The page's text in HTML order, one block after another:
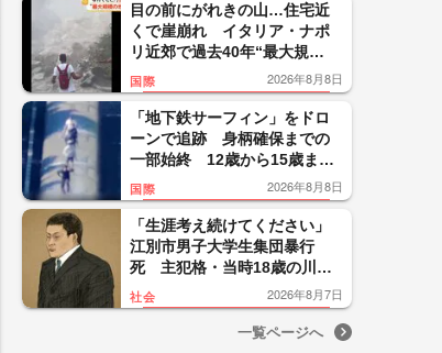
目の前にがれきの山…住宅近
くで崖崩れ イタリア・ナポ
リ近郊で過去40年“最大規
模”地震 26人負傷300人避難
国際 2026年8月8日
「地下鉄サーフィン」をドロ
ーンで追跡 身柄確保までの
一部始終 12歳から15歳まで
の少年5人を逮捕 ニューヨー
ク
国際 2026年8月8日
「生涯考え続けてください」
江別市男子大学生集団暴行
死 主犯格・当時18歳の川口
侑斗被告に無期懲役の判決
「理不尽以外の何ものでもな
社会 2026年8月7日
一覧ページへ